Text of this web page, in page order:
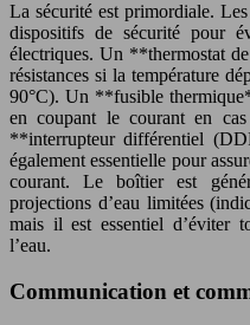
La sécurité est primordiale.
dispositifs de sécurité pour
électriques. Un **thermostat
résistances si la température
90°C). Un **fusible
en coupant le courant en
**interrupteur différentiel
également essentielle pour
courant. Le boîtier est
projections d’eau limitées
mais il est essentiel d’éviter
l’eau.
Communication et